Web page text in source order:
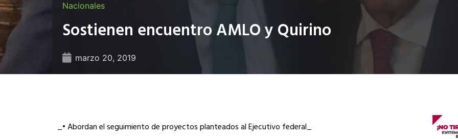
Nacionales
Sostienen encuentro AMLO y Quirino
marzo 20, 2019
_• Abordan el seguimiento de proyectos planteados al Ejecutivo federal_